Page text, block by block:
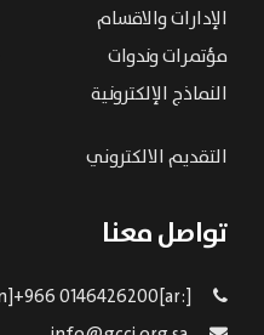
الإدارات والاقسام
مؤتمرات وندوات
النماذج الإلكترونية
التقديم الالكتروني
تواصل معنا
[:ar]966146426200+[:en]+966 0146426200[:]